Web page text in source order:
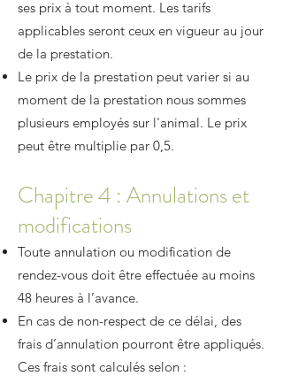
ses prix à tout moment. Les tarifs
applicables seront ceux en vigueur au jour
de la prestation.
​Le prix de la prestation peut varier si au
moment de la prestation nous sommes
plusieurs employés sur l'animal. Le prix
peut être multiplie par 0,5.
Chapitre 4 : Annulations et
modifications
Toute annulation ou modification de
rendez-vous doit être effectuée au moins
48 heures à l’avance.
En cas de non-respect de ce délai, des
frais d’annulation pourront être appliqués.
Ces frais sont calculés selon :